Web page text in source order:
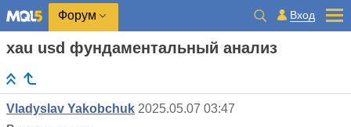
Форум Вход
xau usd фундаментальный анализ
Vladyslav Yakobchuk 2025.05.07 03:47